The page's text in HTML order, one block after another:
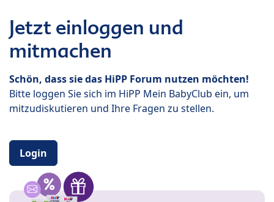
Jetzt einloggen und
mitmachen
Schön, dass sie das HiPP Forum nutzen möchten!
Bitte loggen Sie sich im HiPP Mein BabyClub ein, um
mitzudiskutieren und Ihre Fragen zu stellen.
Login